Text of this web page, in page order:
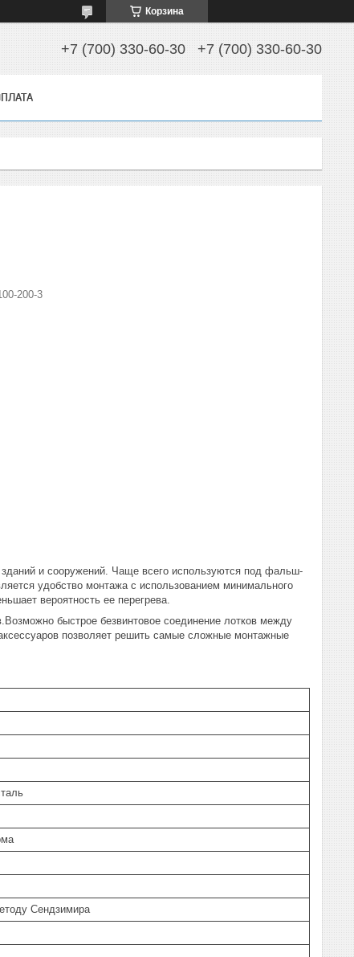
Корзина
+7 (700) 330-60-30 +7 (700) 330-60-30
200-3
и сооружений. Чаще всего используются под фальш-
удобство монтажа с использованием минимального
вероятность ее перегрева.
быстрое безвинтовое соединение лотков между
позволяет решить самые сложные монтажные
Сендзимира